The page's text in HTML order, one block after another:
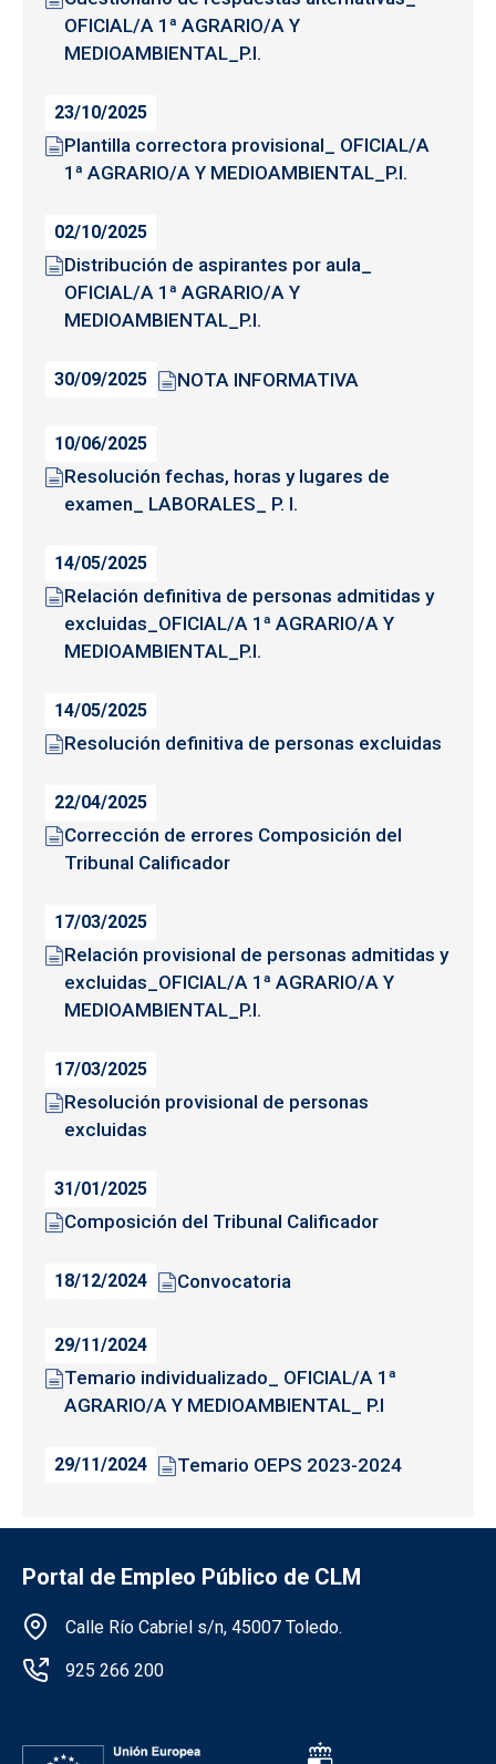
OFICIAL/A 1ª AGRARIO/A Y
MEDIOAMBIENTAL_P.I.
23/10/2025
Plantilla correctora provisional_ OFICIAL/A
1ª AGRARIO/A Y MEDIOAMBIENTAL_P.I.
02/10/2025
Distribución de aspirantes por aula_
OFICIAL/A 1ª AGRARIO/A Y
MEDIOAMBIENTAL_P.I.
30/09/2025 NOTA INFORMATIVA
10/06/2025
Resolución fechas, horas y lugares de
examen_ LABORALES_ P. I.
14/05/2025
Relación definitiva de personas admitidas y
excluidas_OFICIAL/A 1ª AGRARIO/A Y
MEDIOAMBIENTAL_P.I.
14/05/2025
Resolución definitiva de personas excluidas
22/04/2025
Corrección de errores Composición del
Tribunal Calificador
17/03/2025
Relación provisional de personas admitidas y
excluidas_OFICIAL/A 1ª AGRARIO/A Y
MEDIOAMBIENTAL_P.I.
17/03/2025
Resolución provisional de personas
excluidas
31/01/2025
Composición del Tribunal Calificador
18/12/2024 Convocatoria
29/11/2024
Temario individualizado_ OFICIAL/A 1ª
AGRARIO/A Y MEDIOAMBIENTAL_ P.I
29/11/2024 Temario OEPS 2023-2024
Portal de Empleo Público de CLM
Información de la institución
Calle Río Cabriel s/n, 45007 Toledo.
925 266 200